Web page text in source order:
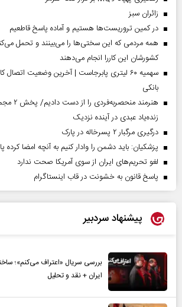
‌زائران سبز
در کمین تروریست‌ها هستیم و آماده پاسخ قاطعیم
همه مردمی که این سختی‌ها را می‌بینند و تحمل
کشورشان این کاررا انجام می‌دهند
سهمیه ۶۰ لیتری پابرجاست | آخرین وضعیت
بانکی
هنرمند
زنده‌یاد عبدی در آینده نزدیک
درگیری مرگبار ۲ پسرخاله در پارک
پزشکیان: باید دشمن را وادار کنیم به آنچه امضا کرده
لغو تحریم‌های ایران از سوی آمریکا صحت ندارد
پاسخ قانون به خشونت در قاب اینستاگرام
پیشنهاد سردبیر
بررسی سریال «اعتراف می‌کنم»؛
ایران + نقد و تحلیل